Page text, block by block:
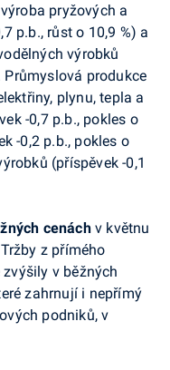
pryžových a
p.b., růst o 10,9 %) a
výrobků
Průmyslová produkce
plynu, tepla a
-0,7 p.b., pokles o
-0,2 p.b., pokles o
(příspěvek -0,1
cenáchv květnu
Tržby z přímého
v běžných
zahrnují i nepřímý
podniků, v